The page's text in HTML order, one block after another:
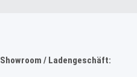
Showroom / Ladengeschäft: